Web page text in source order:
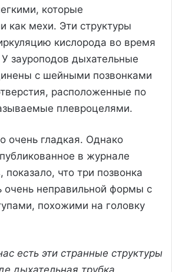
которые
как мехи. Эти структуры
кислорода во время
зауроподов дыхательные
с шейными позвонками
расположенные по
плевроцелями.
очень гладкая. Однако
в журнале
показало, что три позвонка
очень неправильной формы с
похожими на головку
есть эти странные структуры
дыхательная трубка